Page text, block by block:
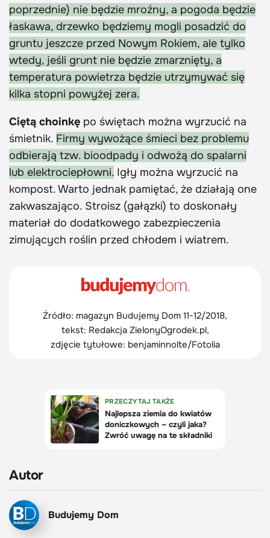
poprzednie) nie będzie mroźny, a pogoda będzie
łaskawa, drzewko będziemy mogli posadzić do
gruntu jeszcze przed Nowym Rokiem, ale tylko
wtedy, jeśli grunt nie będzie zmarznięty, a
temperatura powietrza będzie utrzymywać się
kilka stopni powyżej zera.
Ciętą choinkę po świętach można wyrzucić na
śmietnik. Firmy wywożące śmieci bez problemu
odbierają tzw. bioodpady i odwożą do spalarni
lub elektrociepłowni. Igły można wyrzucić na
kompost. Warto jednak pamiętać, że działają one
zakwaszająco. Stroisz (gałązki) to doskonały
materiał do dodatkowego zabezpieczenia
zimujących roślin przed chłodem i wiatrem.
Źródło: magazyn Budujemy Dom 11-12/2018,
tekst: Redakcja ZielonyOgrodek.pl,
zdjęcie tytułowe: benjaminnolte/Fotolia
Autor
Budujemy Dom